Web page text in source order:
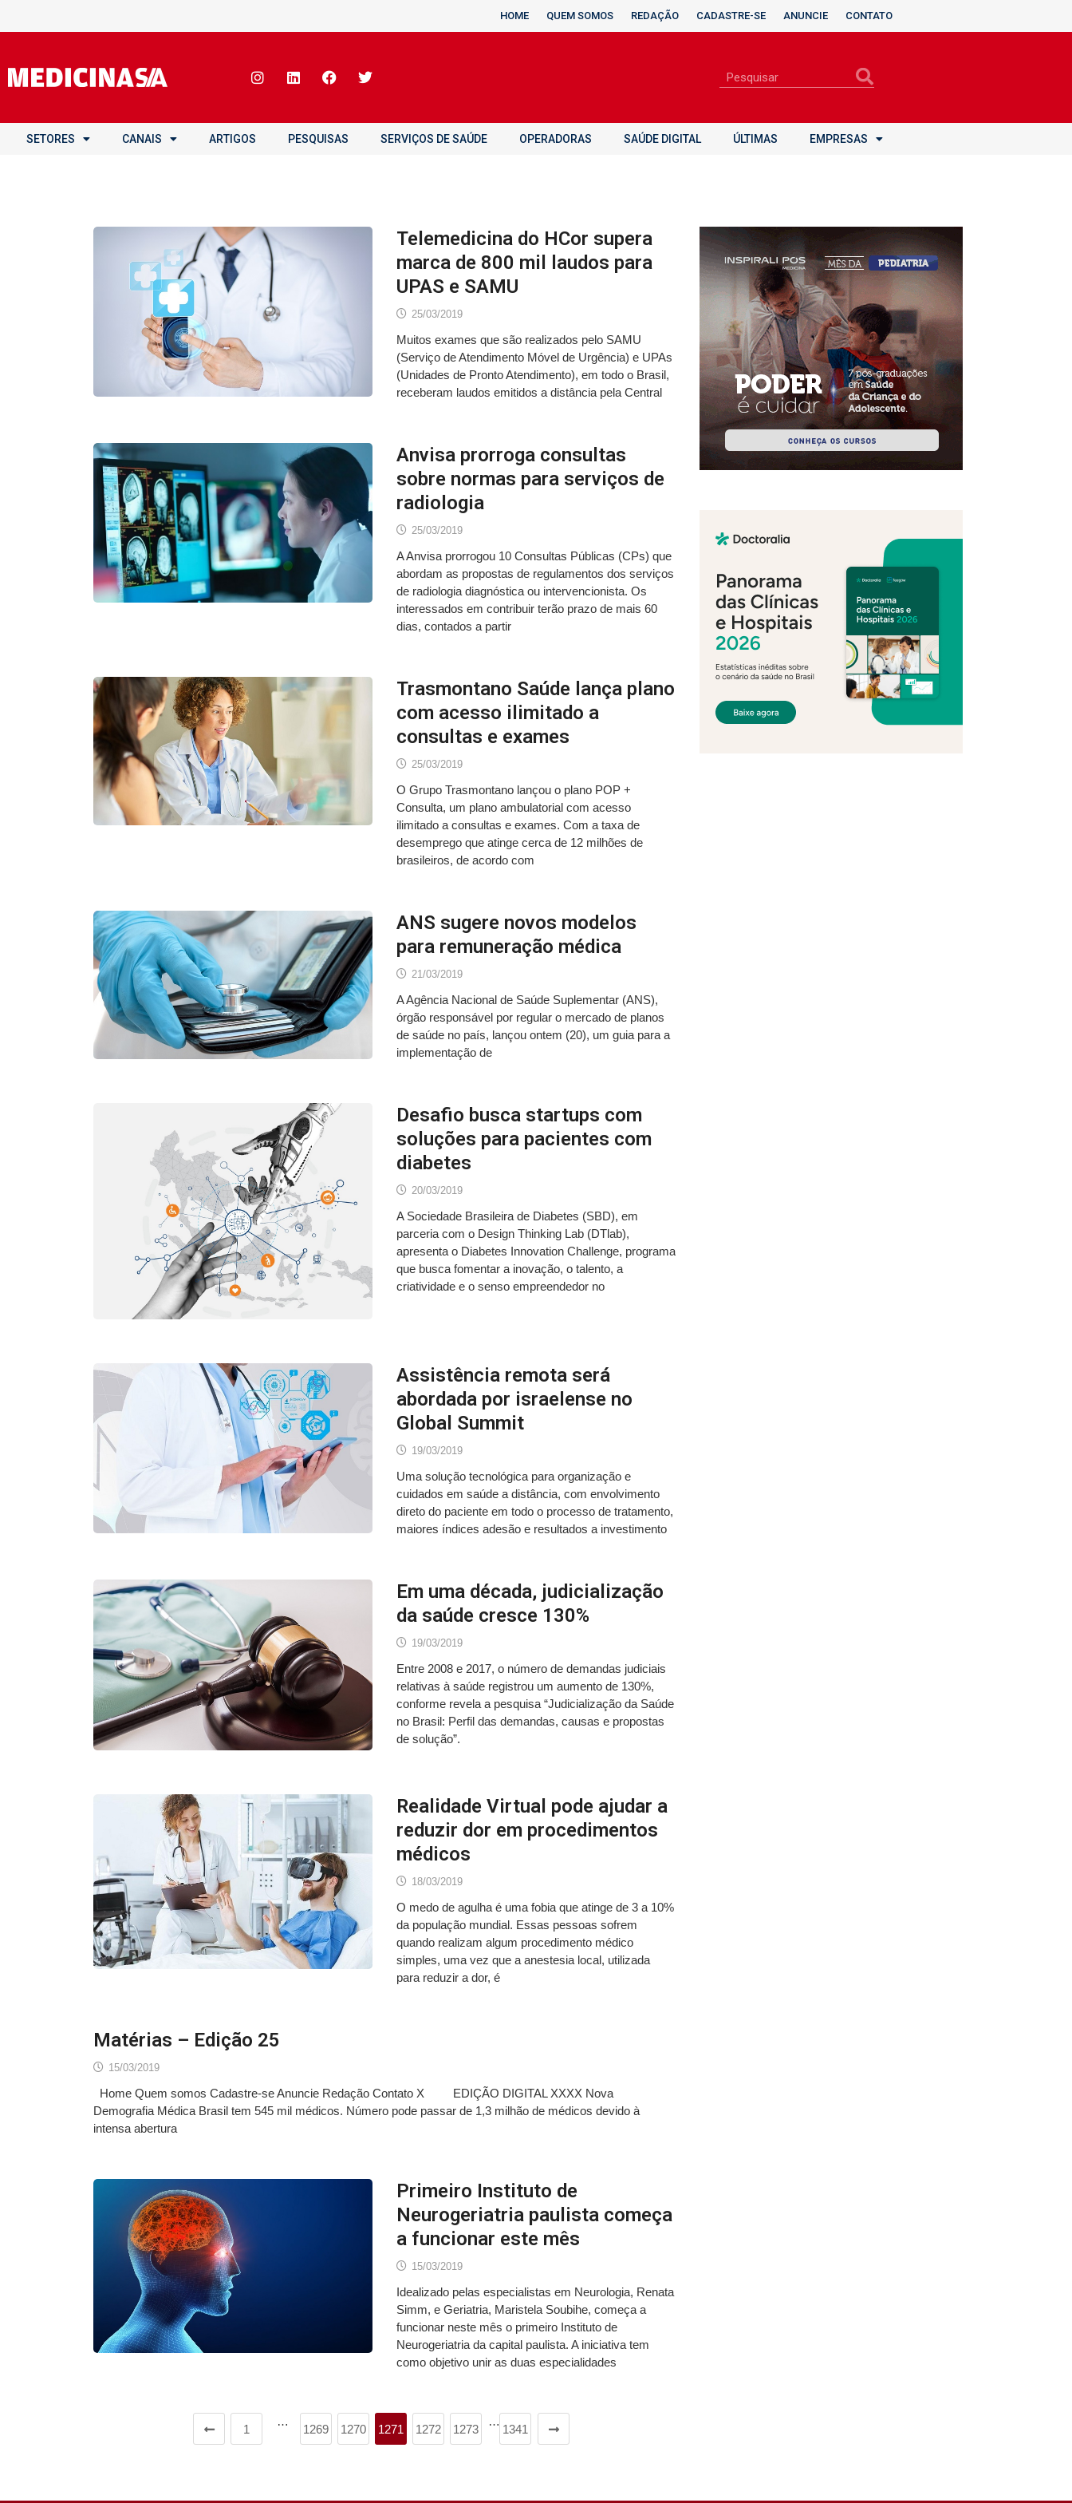
HOME QUEM SOMOS REDAÇÃO CADASTRE-SE ANUNCIE CONTATO
SETORES CANAIS ARTIGOS PESQUISAS SERVIÇOS DE SAÚDE OPERADORAS SAÚDE DIGITAL ÚLTIMAS EMPRESAS
Telemedicina do HCor supera
marca de 800 mil laudos para
UPAS e SAMU
25/03/2019
Muitos exames que são realizados pelo SAMU
(Serviço de Atendimento Móvel de Urgência) e UPAs
(Unidades de Pronto Atendimento), em todo o Brasil,
receberam laudos emitidos a distância pela Central
Anvisa prorroga consultas
sobre normas para serviços de
radiologia
25/03/2019
A Anvisa prorrogou 10 Consultas Públicas (CPs) que
abordam as propostas de regulamentos dos serviços
de radiologia diagnóstica ou intervencionista. Os
interessados em contribuir terão prazo de mais 60
dias, contados a partir
Trasmontano Saúde lança plano
com acesso ilimitado a
consultas e exames
25/03/2019
O Grupo Trasmontano lançou o plano POP +
Consulta, um plano ambulatorial com acesso
ilimitado a consultas e exames. Com a taxa de
desemprego que atinge cerca de 12 milhões de
brasileiros, de acordo com
ANS sugere novos modelos
para remuneração médica
21/03/2019
A Agência Nacional de Saúde Suplementar (ANS),
órgão responsável por regular o mercado de planos
de saúde no país, lançou ontem (20), um guia para a
implementação de
Desafio busca startups com
soluções para pacientes com
diabetes
20/03/2019
A Sociedade Brasileira de Diabetes (SBD), em
parceria com o Design Thinking Lab (DTlab),
apresenta o Diabetes Innovation Challenge, programa
que busca fomentar a inovação, o talento, a
criatividade e o senso empreendedor no
Assistência remota será
abordada por israelense no
Global Summit
19/03/2019
Uma solução tecnológica para organização e
cuidados em saúde a distância, com envolvimento
direto do paciente em todo o processo de tratamento,
maiores índices adesão e resultados a investimento
Em uma década, judicialização
da saúde cresce 130%
19/03/2019
Entre 2008 e 2017, o número de demandas judiciais
relativas à saúde registrou um aumento de 130%,
conforme revela a pesquisa “Judicialização da Saúde
no Brasil: Perfil das demandas, causas e propostas
de solução”.
Realidade Virtual pode ajudar a
reduzir dor em procedimentos
médicos
18/03/2019
O medo de agulha é uma fobia que atinge de 3 a 10%
da população mundial. Essas pessoas sofrem
quando realizam algum procedimento médico
simples, uma vez que a anestesia local, utilizada
para reduzir a dor, é
Matérias – Edição 25
15/03/2019
Home Quem somos Cadastre-se Anuncie Redação Contato X EDIÇÃO DIGITAL XXXX Nova
Demografia Médica Brasil tem 545 mil médicos. Número pode passar de 1,3 milhão de médicos devido à
intensa abertura
Primeiro Instituto de
Neurogeriatria paulista começa
a funcionar este mês
15/03/2019
Idealizado pelas especialistas em Neurologia, Renata
Simm, e Geriatria, Maristela Soubihe, começa a
funcionar neste mês o primeiro Instituto de
Neurogeriatria da capital paulista. A iniciativa tem
como objetivo unir as duas especialidades
1
…
1269 1270 1271 1272 1273
…
1341